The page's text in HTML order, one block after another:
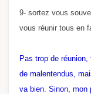
9- sortez vous
vous réunir tous en
Pas trop de
de malentendus,
va bien. Sinon, mon